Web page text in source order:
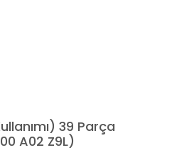
39 Parça
A02 Z9L)